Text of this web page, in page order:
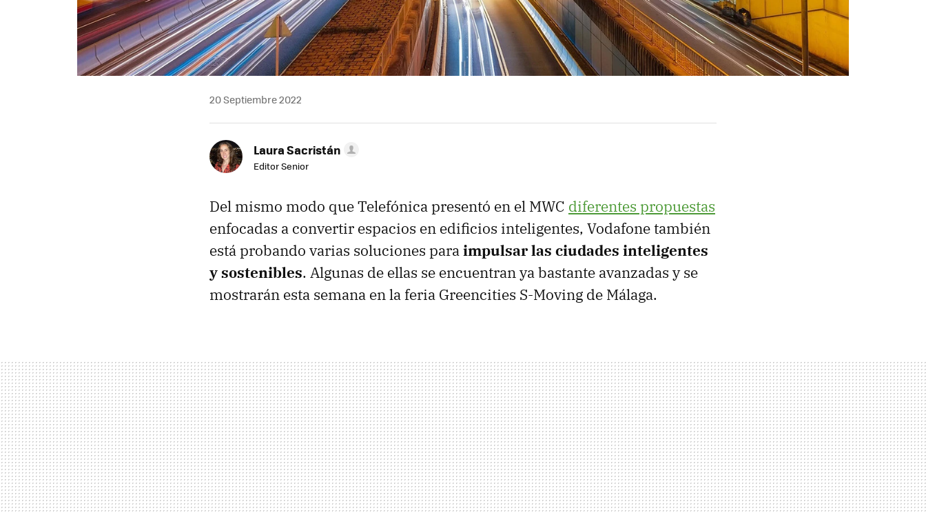
20 Septiembre 2022
Laura Sacristán
Editor Senior
Del mismo modo que Telefónica presentó en el MWC diferentes propuestas
enfocadas a convertir espacios en edificios inteligentes, Vodafone también
está probando varias soluciones paraimpulsar las ciudades inteligentes
y sostenibles. Algunas de ellas se encuentran ya bastante avanzadas y se
mostrarán esta semana en la feria Greencities S-Moving de Málaga.